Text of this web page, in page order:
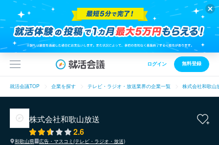
ログイン 無料登録
就活会議TOP 企業を探す テレビ・ラジオ・放送業界の企業一覧 株式会社和歌山
株式会社和歌山放送
2.6
和歌山県
広告・マスコミ(テレビ・ラジオ・放送)